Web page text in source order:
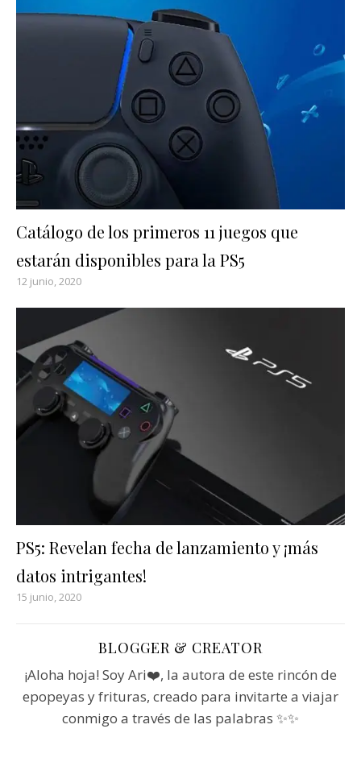
Catálogo de los primeros 11 juegos que
estarán disponibles para la PS5
12 junio, 2020
PS5: Revelan fecha de lanzamiento y ¡más
datos intrigantes!
15 junio, 2020
BLOGGER & CREATOR
¡Aloha hoja! Soy Ari❤️, la autora de este rincón de
epopeyas y frituras, creado para invitarte a viajar
conmigo a través de las palabras ✨✨